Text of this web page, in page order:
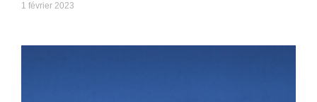
1 février 2023